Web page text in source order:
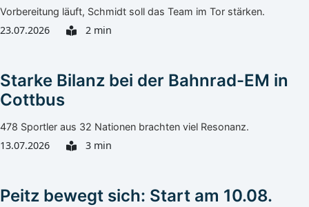
Vorbereitung läuft, Schmidt soll das Team im Tor stärken.
23.07.2026 2 min
Starke Bilanz bei der Bahnrad-EM in
Cottbus
478 Sportler aus 32 Nationen brachten viel Resonanz.
13.07.2026 3 min
Peitz bewegt sich: Start am 10.08.